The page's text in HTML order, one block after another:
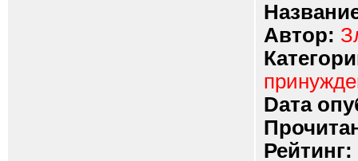
Автор:
Dата
Рейтинг: